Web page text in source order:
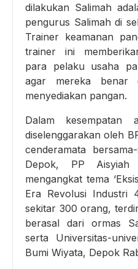
dilakukan Salimah
pengurus Salimah di
Trainer keamanan
trainer ini
para pelaku usaha
agar mereka benar
menyediakan pangan.
Dalam kesempatan
diselenggarakan oleh
cenderamata
Depok, PP Aisyiah
mengangkat tema
Era Revolusi Industri
sekitar 300 orang,
berasal dari ormas
serta Universitas-
Bumi Wiyata, Depok